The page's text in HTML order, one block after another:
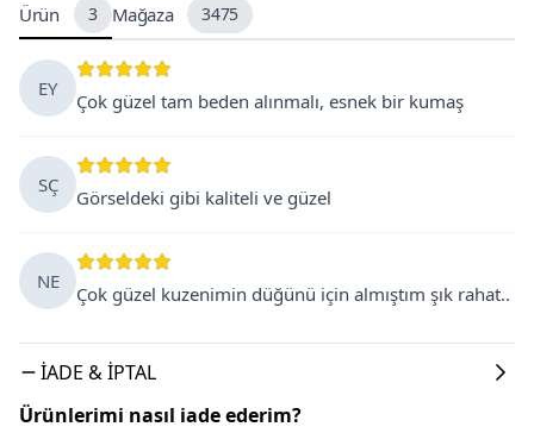
Ürün 3 Mağaza 3475
EY
Çok güzel tam beden alınmalı, esnek bir kumaş
SÇ
Görseldeki gibi kaliteli ve güzel
NE
Çok güzel kuzenimin düğünü için almıştım şık rahat..
İADE & İPTAL
Ürünlerimi nasıl iade ederim?